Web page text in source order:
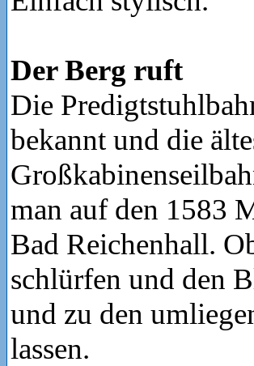
Der Berg ruft
Die
bekannt und die
man auf den 1583
Bad Reichenhall.
schlürfen und den
und zu den
lassen.